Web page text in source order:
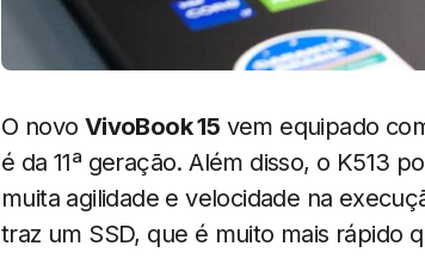
O novo VivoBook 15 vem equipado
é da 11ª geração. Além disso, o K513
muita agilidade e velocidade na
traz um SSD, que é muito mais rápido